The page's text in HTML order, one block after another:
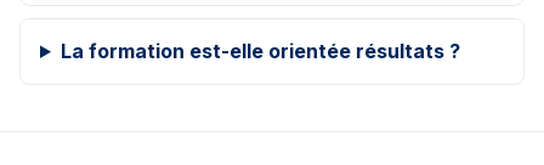
La formation est-elle orientée résultats ?